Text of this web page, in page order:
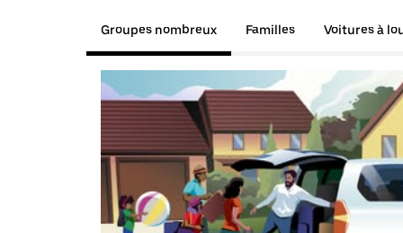
Groupes nombreux Familles Voitures à